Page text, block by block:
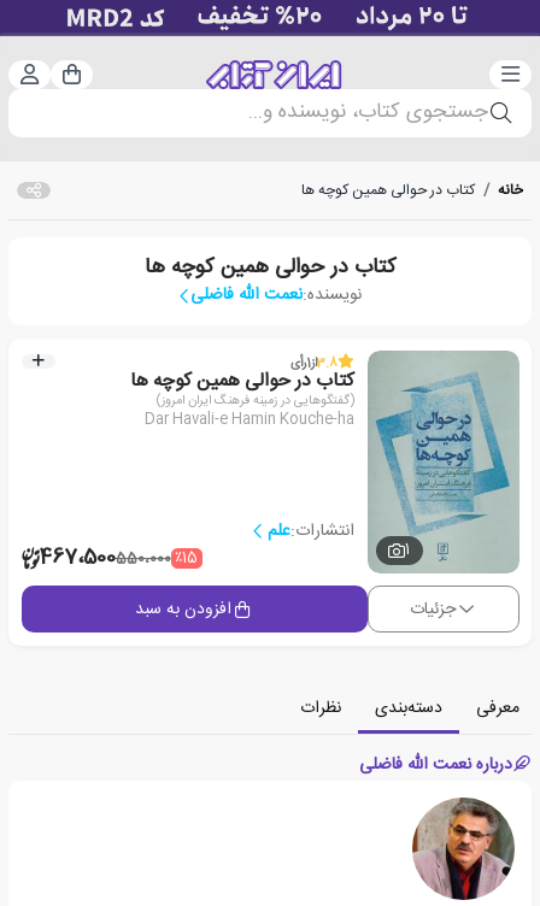
دسته‌بندی سبد
جستجوی کتاب، نویسنده و...
خانه / کتاب در حوالی همین کوچه ها
کتاب در حوالی همین کوچه ها
نویسنده:نعمت الله فاضلی
1
3.8از1رأی
کتاب در حوالی همین کوچه ها
(گفتگوهایی در زمینه فرهنگ ایران امروز)
Dar Havali-e Hamin Kouche-ha
انتشارات:علم
٪15550،000467،500
جزئیات افزودن به سبد
معرفی دسته‌بندی
نظرات
درباره نعمت الله فاضلی